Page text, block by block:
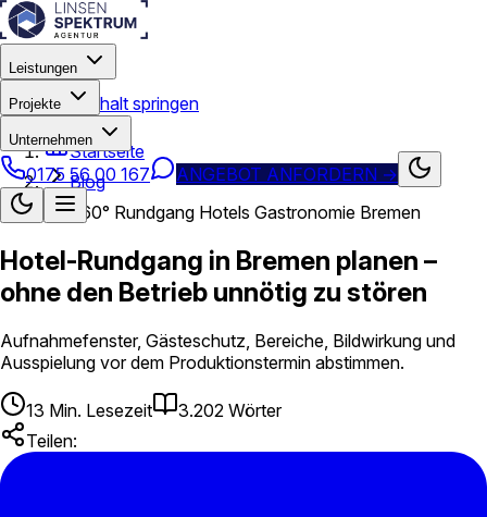
Zum Hauptinhalt springen
Startseite
Blog
360° Rundgang Hotels Gastronomie Bremen
Leistungen
Projekte
Unternehmen
0175 56 00 167 ANGEBOT ANFORDERN →
Hotel-Rundgang in Bremen planen –
ohne den Betrieb unnötig zu stören
Aufnahmefenster, Gästeschutz, Bereiche, Bildwirkung und
Ausspielung vor dem Produktionstermin abstimmen.
13 Min. Lesezeit 3.202 Wörter
Teilen: